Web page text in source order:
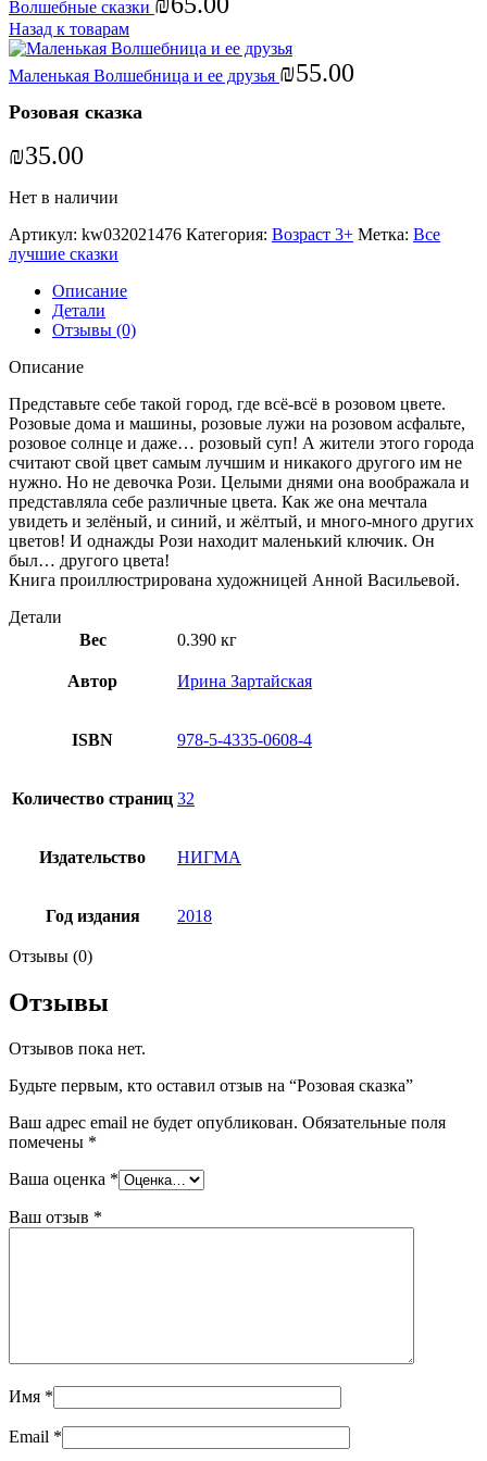
Волшебные сказки
Назад к товарам
Маленькая Волшебница и ее друзья ₪55.00
Розовая сказка
₪35.00
Нет в наличии
Артикул: kw032021476 Категория: Возраст 3+ Метка: Все
лучшие сказки
Описание
Детали
Отзывы (0)
Описание
Представьте себе такой город, где всё-всё в розовом цвете.
Розовые дома и машины, розовые лужи на розовом асфальте,
розовое солнце и даже… розовый суп! А жители этого города
считают свой цвет самым лучшим и никакого другого им не
нужно. Но не девочка Рози. Целыми днями она воображала и
представляла себе различные цвета. Как же она мечтала
увидеть и зелёный, и синий, и жёлтый, и много-много других
цветов! И однажды Рози находит маленький ключик. Он
был… другого цвета!
Книга проиллюстрирована художницей Анной Васильевой.
Детали
Вес
0.390 кг
Автор Ирина Зартайская
ISBN 978-5-4335-0608-4
Количество страниц 32
Издательство НИГМА
Год издания 2018
Отзывы (0)
Отзывы
Отзывов пока нет.
Будьте первым, кто оставил отзыв на “Розовая сказка”
Ваш адрес email не будет опубликован. Обязательные поля
помечены *
Ваша оценка *
Ваш отзыв *
Имя *
Email *